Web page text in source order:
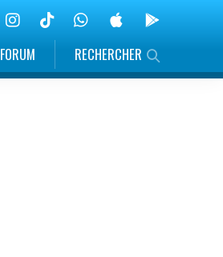
FORUM RECHERCHER